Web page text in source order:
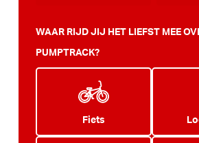
WAAR RIJD JIJ HET LIEFST MEE
PUMPTRACK?
Fiets